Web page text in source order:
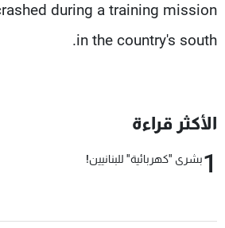
during a training mission
in the country's south.
الأكثر قراءة
1بشرى "كهربائية" للبنانيين!